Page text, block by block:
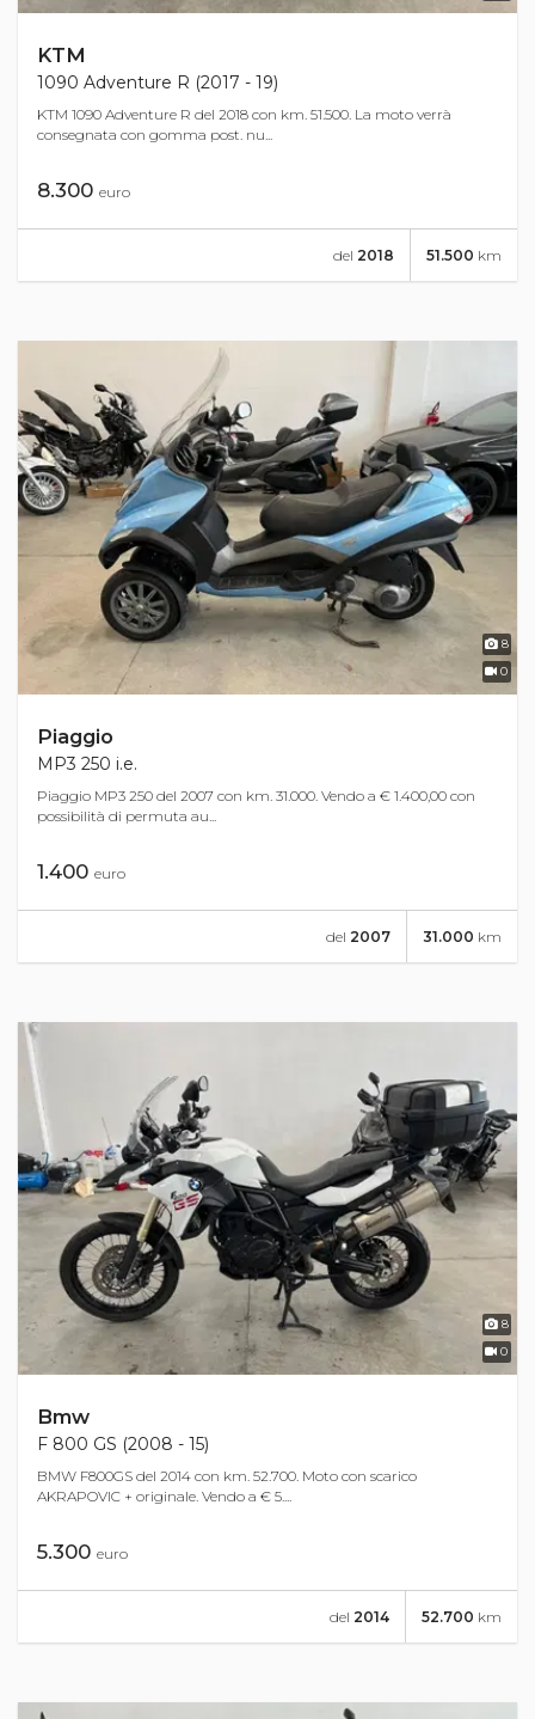
KTM
1090 Adventure R (2017 - 19)
KTM 1090 Adventure R del 2018 con km. 51.500. La moto verrà
consegnata con gomma post. nu...
8.300 euro
51.500 km
del 2018
8
0
Piaggio
MP3 250 i.e.
Piaggio MP3 250 del 2007 con km. 31.000. Vendo a € 1.400,00 con
possibilità di permuta au...
1.400 euro
31.000 km
del 2007
8
0
Bmw
F 800 GS (2008 - 15)
BMW F800GS del 2014 con km. 52.700. Moto con scarico
AKRAPOVIC + originale. Vendo a € 5....
5.300 euro
52.700 km
del 2014